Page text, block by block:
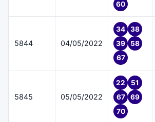
60
5844 04/05/2022
34
38
39
58
67
5845 05/05/2022
22
51
67
69
70